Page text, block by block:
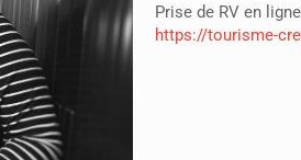
Prise de RV en ligne
https://tourisme-